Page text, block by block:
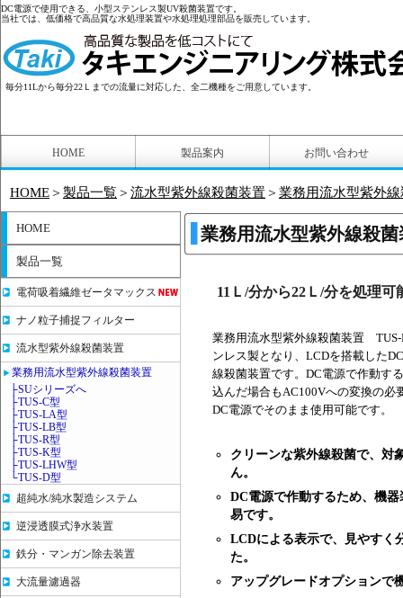
業務用流水型紫外線殺
DC電源で使用できる、小型ステンレス製UV殺菌装置です。
当社では、低価格で高品質な水処理装置や水処理処理部品を販売しています。
毎分11Lから毎分22Ｌまでの流量に対応した、全二機種をご用意しています。
HOME＞ 製品一覧＞ 流水型紫外線殺菌装置＞ 業務用流水型紫外
11Ｌ/分から22Ｌ/分を処理
業務用流水型紫外線殺菌装置
ンレス製となり、LCDを搭載した
線殺菌装置です。DC電源で作動す
込んだ場合もAC100Vへの変換の必
DC電源でそのまま使用可能です。
クリーンな紫外線殺菌で、対
ん。
DC電源で作動するため、機
易です。
LCDによる表示で、見やすく
た。
アップグレードオプションで
HOME
製品一覧
電荷吸着繊維ゼータマックス
ナノ粒子捕捉フィルター
流水型紫外線殺菌装置
業務用流水型紫外線殺菌装置
├SUシリーズへ
├TUS-C型
├TUS-LA型
├TUS-LB型
├TUS-R型
├TUS-K型
├TUS-LHW型
└TUS-D型
超純水/純水製造システム
逆浸透膜式浄水装置
鉄分・マンガン除去装置
大流量濾過器
HOME 製品案内 お問い合わせ